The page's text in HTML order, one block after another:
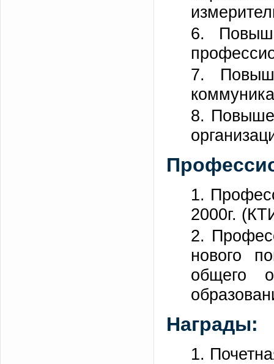
6.
7.
8.
1.
2000г.
2.
нового
общего
Награды:
1.